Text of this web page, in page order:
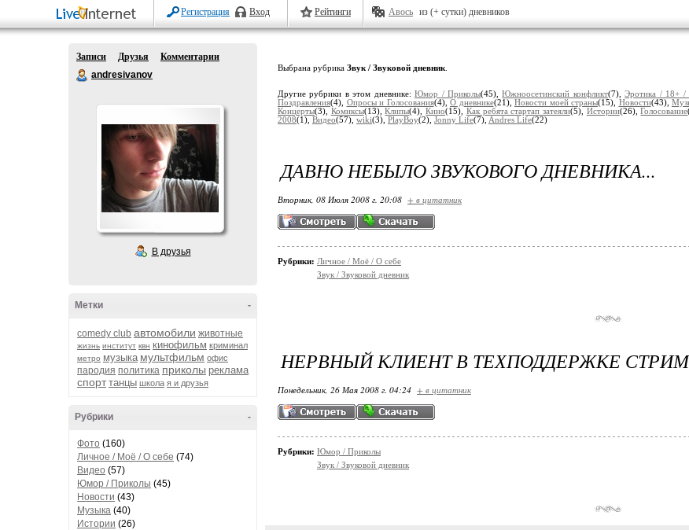
Регистрация Вход Рейтинги Авось из (+ сутки) дневников
Записи Друзья
Комментарии
andresivanov
В друзья
-
Метки
comedy club автомобили животные
жизнь институт квн кинофильм криминал
метро музыка мультфильм офис
пародия политика приколы реклама
спорт танцы школа я и друзья
-
Рубрики
Фото (160)
Личное / Моё / О себе (74)
Видео (57)
Юмор / Приколы (45)
Новости (43)
Музыка (40)
Истории (26)
Выбрана рубрика Звук / Звуковой дневник
Другие рубрики в этом дневнике:Юмор / Приколы(45),Южноосетинский конфликт(7),Эротика / 18+
Поздравления(4), Опросы и Голосования(4), О дневнике(21), Новости моей страны(15), Новости(43),
Концерты(3), Комиксы(13),Клипы(4),Кино(15), Как ребята стартап затеяли(5), Истории(26),Голосование
2008(1), Видео(57), wiki(3), PlayBoy(2), Jonny Life(7), Andres Life(22)
ДАВНО НЕБЫЛО ЗВУКОВОГО ДНЕВНИКА...
Вторник, 08 Июля 2008 г. 20:08 + в цитатник
Рубрики: Личное / Моё / О себе
Звук / Звуковой дневник
НЕРВНЫЙ КЛИЕНТ В ТЕХПОДДЕРЖКЕ
Понедельник, 26 Мая 2008 г. 04:24 + в цитатник
Рубрики: Юмор / Приколы
Звук / Звуковой дневник